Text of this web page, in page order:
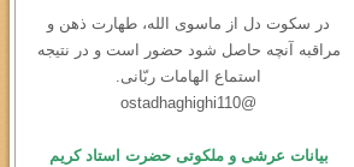
در سكوت دل از ماسوی الله، طهارت ذهن و
مراقبه آنچه حاصل شود حضور است و در نتیجه
استماع الهامات ربّانی.
@ostadhaghighi110
بیانات عرشی و ملکوتی حضرت استاد کریم